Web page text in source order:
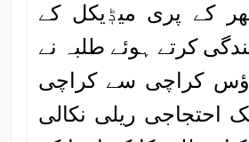
کے پری میڈٖیکل کے
کرتے ہوئے طلبہ نے
کراچی سے کراچی
احتجاجی ریلی نکالی